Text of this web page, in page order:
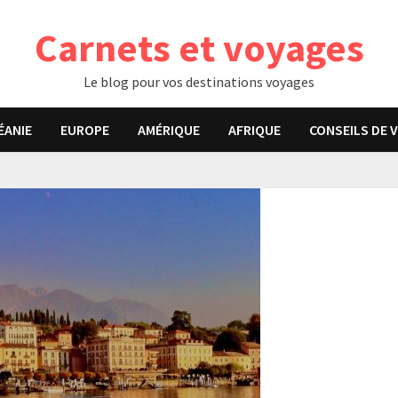
Carnets et voyages
Le blog pour vos destinations voyages
EUROPE AMÉRIQUE AFRIQUE CONSEILS DE